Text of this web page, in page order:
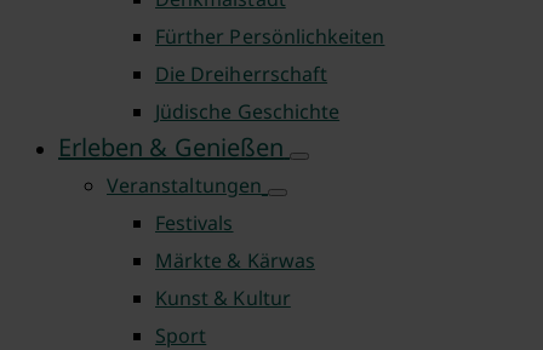
Fürther Persönlichkeiten
Die Dreiherrschaft
Jüdische Geschichte
Erleben & Genießen
Veranstaltungen
Festivals
Märkte & Kärwas
Kunst & Kultur
Sport